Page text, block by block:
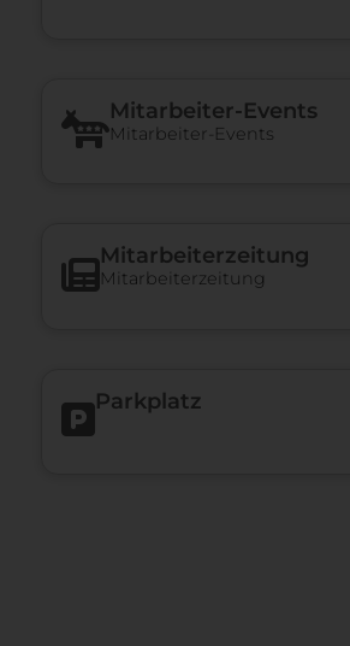
Mitarbeiter-Events
Mitarbeiter-Events
Mitarbeiterzeitung
Mitarbeiterzeitung
Parkplatz